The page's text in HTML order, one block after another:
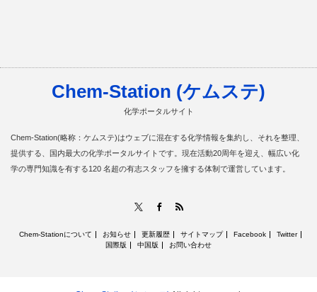
Chem-Station (ケムステ)
化学ポータルサイト
Chem-Station(略称：ケムステ)はウェブに混在する化学情報を集約し、それを整理、
提供する、国内最大の化学ポータルサイトです。現在活動20周年を迎え、幅広い化
学の専門知識を有する120 名超の有志スタッフを擁する体制で運営しています。
Facebook
Chem-Stationについて お知らせ 更新履歴 サイトマップ Facebook
Twitter
国際版
中国版 お問い合わせ